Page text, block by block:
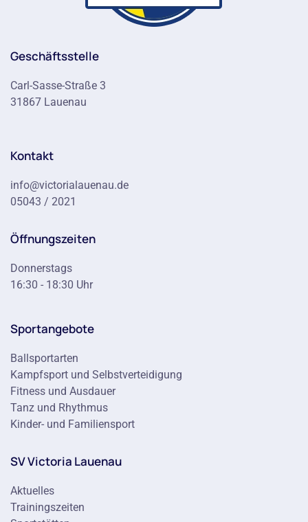
Geschäftsstelle
Carl-Sasse-Straße 3
31867 Lauenau
Kontakt
info@victorialauenau.de
05043 / 2021
Öffnungszeiten
Donnerstags
16:30 - 18:30 Uhr
Sportangebote
Ballsportarten
Kampfsport und Selbstverteidigung
Fitness und Ausdauer
Tanz und Rhythmus
Kinder- und Familiensport
SV Victoria Lauenau
Aktuelles
Trainingszeiten